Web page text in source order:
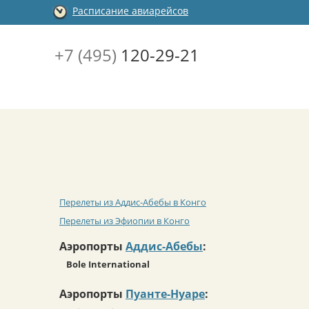
Расписание авиарейсов
+7 (495) 120-29-21
Перелеты из Аддис-Абебы в Конго
Перелеты из Эфиопии в Конго
Аэропорты Аддис-Абебы:
Bole International
Аэропорты Пуанте-Нуаре: